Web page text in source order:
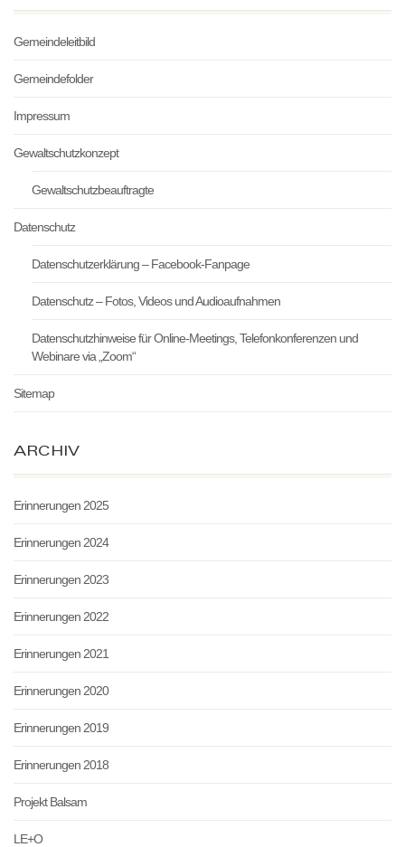
Gemeindeleitbild
Gemeindefolder
Impressum
Gewaltschutzkonzept
Gewaltschutzbeauftragte
Datenschutz
Datenschutzerklärung – Facebook-Fanpage
Datenschutz – Fotos, Videos und Audioaufnahmen
Datenschutzhinweise für Online-Meetings, Telefonkonferenzen und
Webinare via „Zoom“
Sitemap
ARCHIV
Erinnerungen 2025
Erinnerungen 2024
Erinnerungen 2023
Erinnerungen 2022
Erinnerungen 2021
Erinnerungen 2020
Erinnerungen 2019
Erinnerungen 2018
Projekt Balsam
LE+O